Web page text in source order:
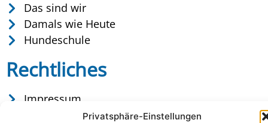
Privatsphäre-Einstellungen
Das sind wir
Damals wie Heute
Hundeschule
Rechtliches
Impressum
Datenschutz